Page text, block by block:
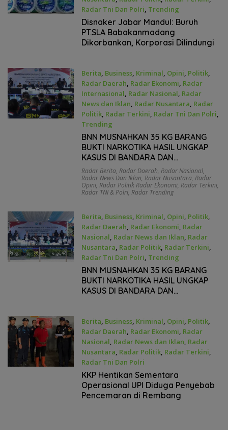
Radar Tni Dan Polri, Trending
Maret 30, 2026
Disnaker Jabar Mandul: Buruh
PT.SLA Babakanmadang
Dikorbankan, Korporasi Dilindungi
Berita, Business, Kriminal, Opini, Politik,
Radar Daerah, Radar Ekonomi, Radar
Internasional, Radar Nasional, Radar
News dan Iklan, Radar Nusantara, Radar
Politik, Radar Terkini, Radar Tni Dan Polri,
Trending
Maret 17, 2026
BNN MUSNAHKAN 35 KG BARANG
BUKTI NARKOTIKA HASIL UNGKAP
KASUS DI BANDARA DAN
CLANDESTINE LABORATORY DI BALI
Radar Berita, Radar Daerah, Radar Nasional,
Radar News Dan Iklan, Radar Nusantara, Radar
Opini, Radar Politik Radar Ekonomi, Radar Terkini,
Radar TNI & Polri, Radar Trending
Berita, Business, Kriminal, Opini, Politik,
Radar Daerah, Radar Ekonomi, Radar
Nasional, Radar News dan Iklan, Radar
Nusantara, Radar Politik, Radar Terkini,
Radar Tni Dan Polri, Trending
Maret 17, 2026
BNN MUSNAHKAN 35 KG BARANG
BUKTI NARKOTIKA HASIL UNGKAP
KASUS DI BANDARA DAN
Berita, Business, Kriminal, Opini, Politik,
Radar Daerah, Radar Ekonomi, Radar
Nasional, Radar News dan Iklan, Radar
Nusantara, Radar Politik, Radar Terkini,
Radar Tni Dan Polri
Maret 16, 2026
KKP Hentikan Sementara
Operasional UPI Diduga Penyebab
Pencemaran di Rembang